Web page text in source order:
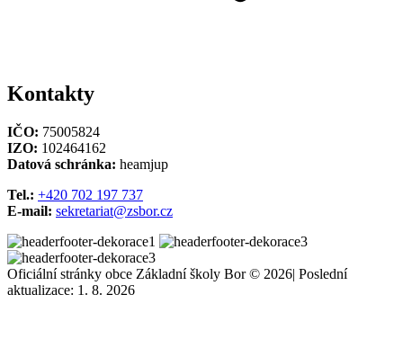
Kontakty
IČO: 75005824
IZO: 102464162
Datová schránka: heamjup
Tel.: +420 702 197 737
E-mail: sekretariat@zsbor.cz
Oficiální stránky obce Základní školy Bor © 2026| Poslední
aktualizace: 1. 8. 2026